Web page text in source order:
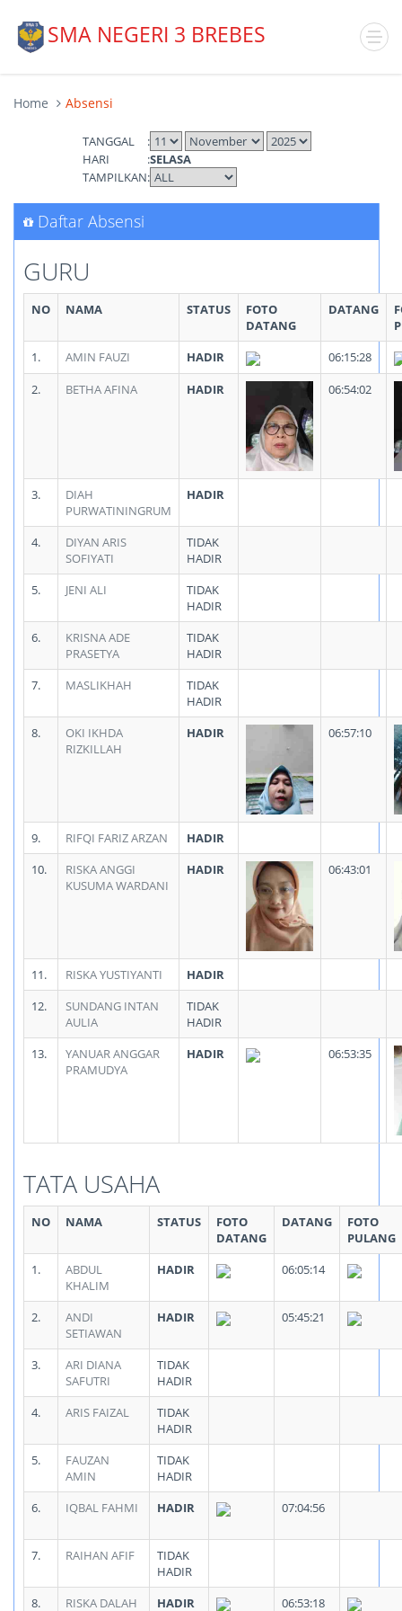
SMA NEGERI 3 BREBES
Home Absensi
TANGGAL
:
HARI
:SELASA
TAMPILKAN:
Daftar Absensi
GURU
NO NAMA STATUS
FOTO
DATANG
DATANG
1.
AMIN FAUZI HADIR
06:15:28
2.
BETHA AFINA HADIR 06:54:02
3.
DIAH
PURWATININGRUM
HADIR
4.
DIYAN ARIS
SOFIYATI
TIDAK
HADIR
5.
JENI ALI
TIDAK
HADIR
6.
KRISNA ADE
PRASETYA
TIDAK
HADIR
7.
MASLIKHAH
TIDAK
HADIR
8.
OKI IKHDA
RIZKILLAH
HADIR 06:57:10
9. RIFQI FARIZ ARZAN
HADIR
10.
RISKA ANGGI
KUSUMA WARDANI
HADIR 06:43:01
11. RISKA YUSTIYANTI
HADIR
12.
SUNDANG INTAN
AULIA
TIDAK
HADIR
13.
YANUAR ANGGAR
PRAMUDYA
HADIR 06:53:35
TATA USAHA
NO NAMA STATUS
FOTO
DATANG
DATANG
FOTO
PULANG
1.
ABDUL
KHALIM
HADIR 06:05:14
2.
ANDI
SETIAWAN
HADIR 05:45:21
3.
ARI DIANA
SAFUTRI
TIDAK
HADIR
4.
ARIS FAIZAL
TIDAK
HADIR
5.
FAUZAN
AMIN
TIDAK
HADIR
6.
IQBAL FAHMI HADIR 07:04:56
7. RAIHAN AFIF
TIDAK
HADIR
8.
RISKA DALAH HADIR 06:53:18